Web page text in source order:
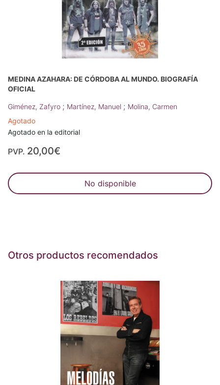
MEDINA AZAHARA: DE CÓRDOBA AL MUNDO. BIOGRAFÍA
OFICIAL
Giménez, Zafyro ; Martínez, Manuel ; Molina, Carmen
Agotado
Agotado en la editorial
PVP. 20,00€
No disponible
Otros productos recomendados